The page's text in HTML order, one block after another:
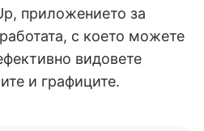
приложението за
с което можете
видовете
и графиците.